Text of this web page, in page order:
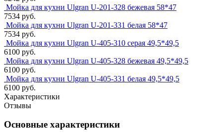
Мойка для кухни Ulgran U-201-328 бежевая 58*47
7534 руб.
Мойка для кухни Ulgran U-201-331 белая 58*47
7534 руб.
Мойка для кухни Ulgran U-405-310 серая 49,5*49,5
6100 руб.
Мойка для кухни Ulgran U-405-328 бежевая 49,5*49,5
6100 руб.
Мойка для кухни Ulgran U-405-331 белая 49,5*49,5
6100 руб.
Характеристики
Отзывы
Основные характеристики